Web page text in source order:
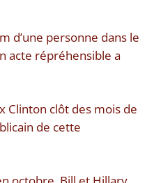
d’une personne dans le
acte répréhensible a
Clinton clôt des mois de
de cette